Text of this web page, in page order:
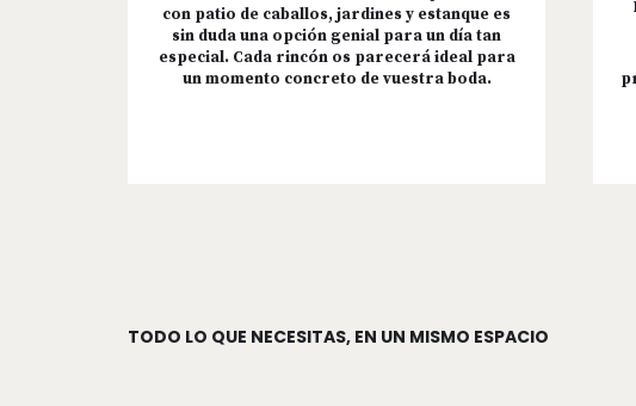
con patio de caballos, jardines y estanque es
sin duda una opción genial para un día tan
especial. Cada rincón os parecerá ideal para
un momento concreto de vuestra boda.
TODO LO QUE NECESITAS, EN UN MISMO ESPACIO